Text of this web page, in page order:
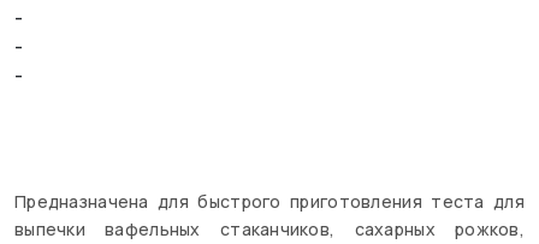
Предназначена для быстрого приготовления теста для
выпечки вафельных стаканчиков, сахарных рожков,